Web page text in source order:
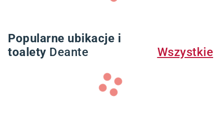
Popularne ubikacje i
toalety Deante Wszystkie